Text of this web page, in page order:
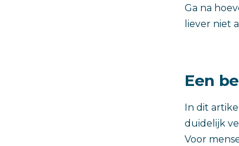
Ga na
liever niet
Een
In dit
duidelijk
Voor